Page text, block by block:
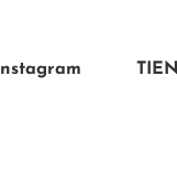
Instagram